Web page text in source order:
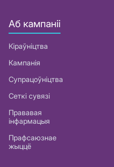
Аб кампаніі
Кіраўніцтва
Кампанія
Супрацоўніцтва
Сеткі сувязі
Прававая
інфармацыя
Прафсаюзнае
жыццё